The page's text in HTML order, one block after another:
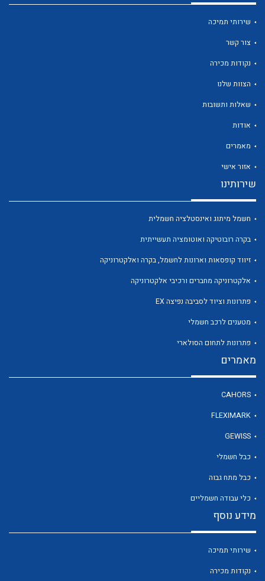
שירותי תמיכה
צור קשר
נקודות מכירה
הצוות שלנו
שאלות ותשובות
אודות
מאמרים
אזור אישי
שירותינו
חשמל מיתוג ואינסטלציה חשמלית
בקרה רובוטיקה ואוטומציה תעשייתית
זיווד קופסאות וארונות לחשמל, בקרה ואלקטרוניקה
אלקטרוניקה מחברים ורכיבי אלקטרוניקה
פתרונות וציוד לסביבה נפיצה EX
מטענים לרכב חשמלי
פתרונות לתחום הסולארי
מאמרים
CAHORS
FLEXIMARK
GEWISS
כבל חשמלי
כבל מתח גבוה
כלי עבודה חשמליים
מידע נוסף
שירותי תמיכה
נקודות מכירה